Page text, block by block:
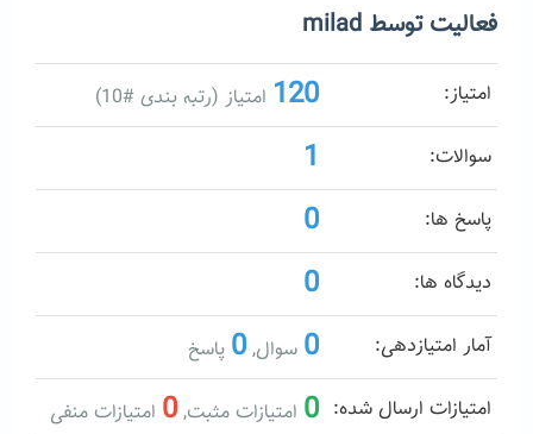
فعالیت توسط milad
امتیاز: 120 امتیاز (رتبه بندی #10
)
سوالات:
1
پاسخ ها: 0
دیدگاه ها: 0
آمار امتیازدهی: 0 سوال,0 پاسخ
امتیازات ارسال شده: 0 امتیازات مثبت,0 امتیازات منفی